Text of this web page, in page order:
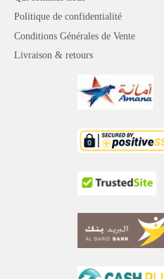
Politique de confidentialité
Conditions Générales de Vente
Livraison & retours